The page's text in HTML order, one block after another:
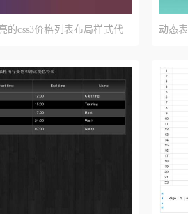
的css3价格列表布局样式代 动态